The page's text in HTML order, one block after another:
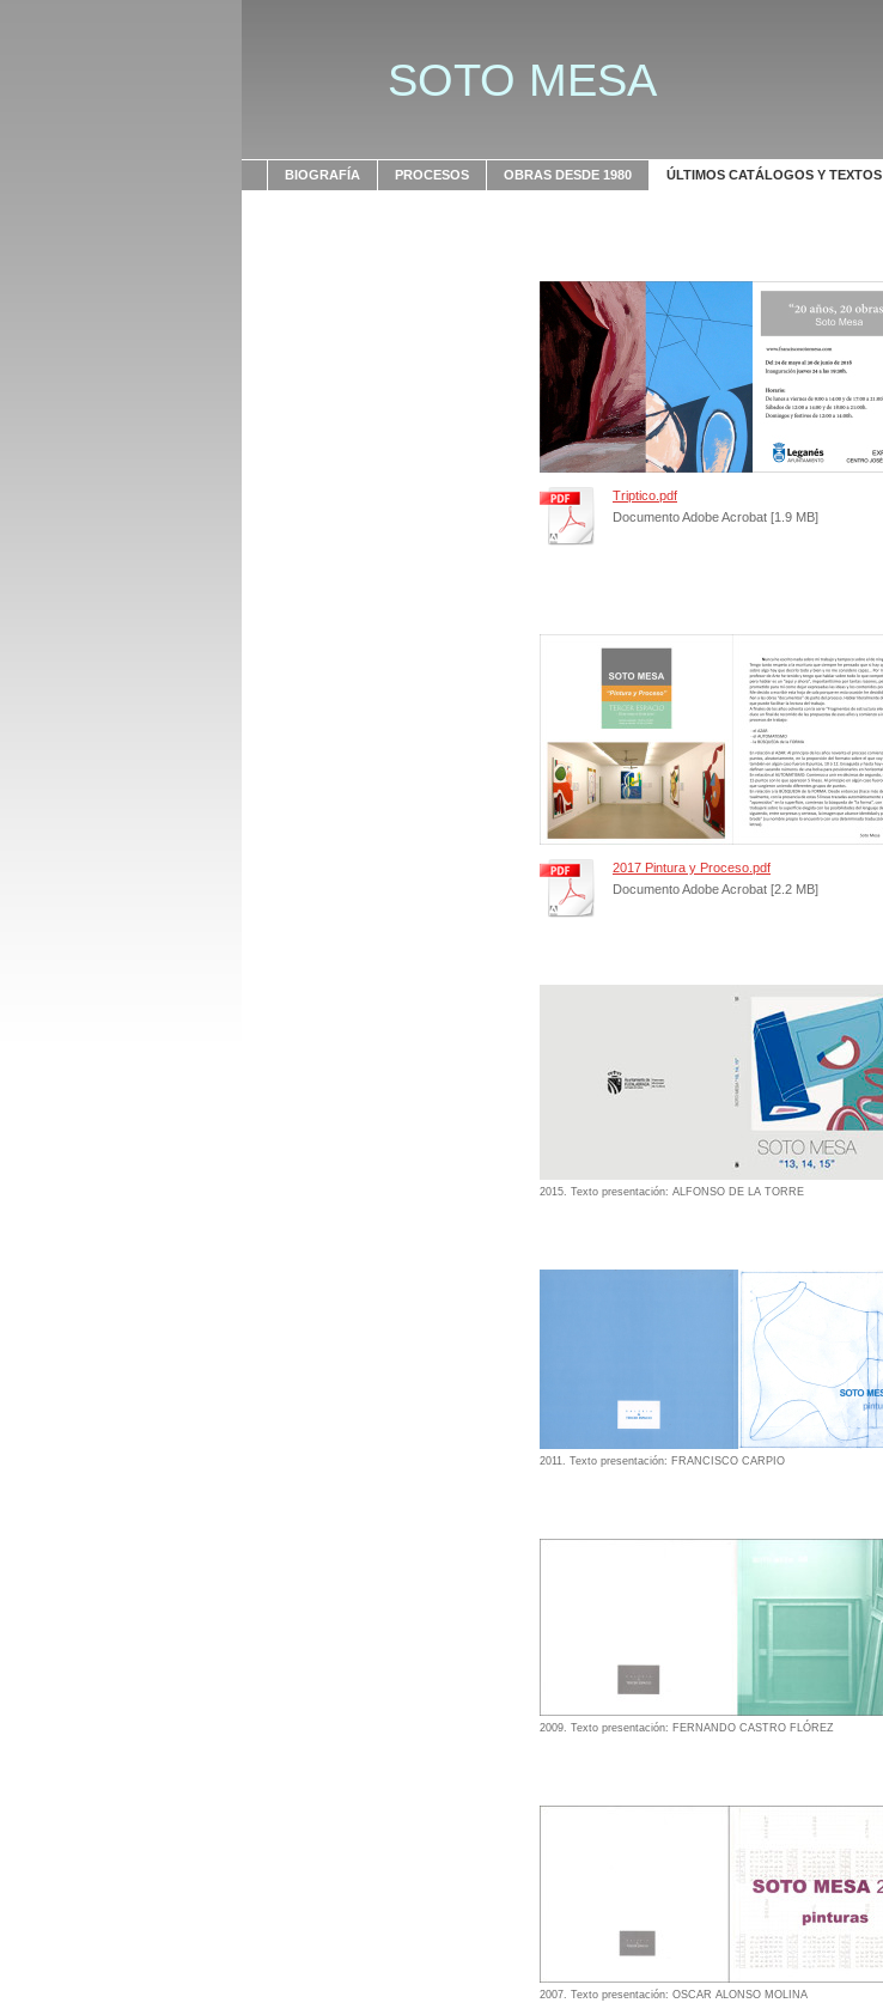
SOTO MESA
BIOGRAFÍA PROCESOS OBRAS DESDE 1980 ÚLTIMOS CATÁLOGOS Y TEXTOS
Triptico.pdf
Documento Adobe Acrobat [1.9 MB]
2017 Pintura y Proceso.pdf
Documento Adobe Acrobat [2.2 MB]
2015. Texto presentación: ALFONSO DE LA TORRE
2011. Texto presentación: FRANCISCO CARPIO
2009. Texto presentación: FERNANDO CASTRO FLÓREZ
2007. Texto presentación: OSCAR ALONSO MOLINA